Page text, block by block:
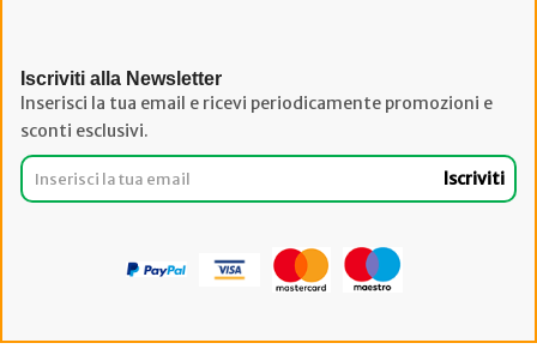
Iscriviti alla Newsletter
Inserisci la tua email e ricevi periodicamente promozioni e
sconti esclusivi.
Iscriviti